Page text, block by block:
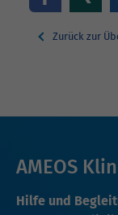
Zurück zur
AMEOS
Hilfe und